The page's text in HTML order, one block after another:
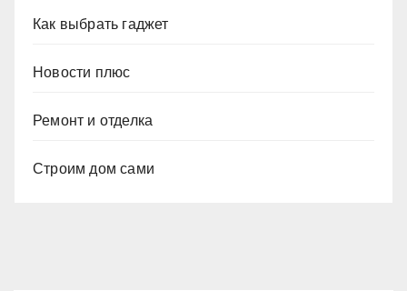
Как выбрать гаджет
Новости плюс
Ремонт и отделка
Строим дом сами